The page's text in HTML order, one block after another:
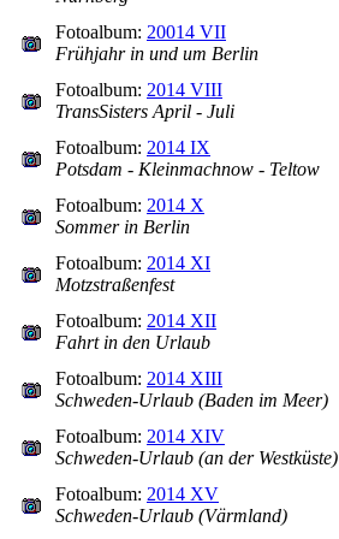
Fotoalbum: 20014 VII
Frühjahr in und um Berlin
Fotoalbum: 2014 VIII
TransSisters April - Juli
Fotoalbum: 2014 IX
Potsdam - Kleinmachnow - Teltow
Fotoalbum: 2014 X
Sommer in Berlin
Fotoalbum: 2014 XI
Motzstraßenfest
Fotoalbum: 2014 XII
Fahrt in den Urlaub
Fotoalbum: 2014 XIII
Schweden-Urlaub (Baden im Meer)
Fotoalbum: 2014 XIV
Schweden-Urlaub (an der Westküste)
Fotoalbum: 2014 XV
Schweden-Urlaub (Värmland)